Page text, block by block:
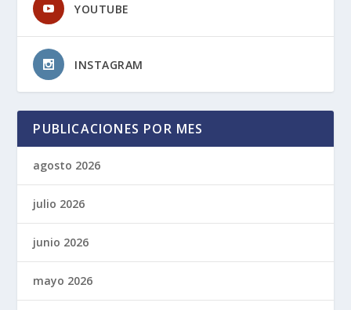
YOUTUBE
INSTAGRAM
PUBLICACIONES POR MES
agosto 2026
julio 2026
junio 2026
mayo 2026